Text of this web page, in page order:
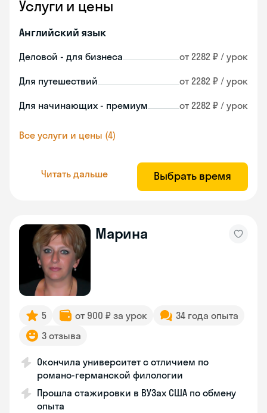
Услуги и цены
Английский язык
Деловой - для бизнеса от 2282 ₽ / урок
Для путешествий от 2282 ₽ / урок
Для начинающих - премиум от 2282 ₽ / урок
Все услуги и цены (4)
Читать дальше Выбрать время
Марина
5 от 900 ₽ за урок
34 года опыта
3 отзыва
Окончила университет с отличием по
романо-германской филологии
Прошла стажировки в ВУЗах США по обмену
опыта